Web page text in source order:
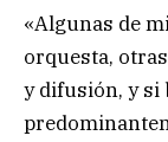
«Algunas de
orquesta,
y difusión, y si